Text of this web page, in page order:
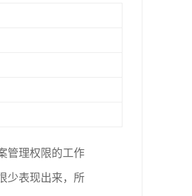
管理权限的工作
少表现出来，所